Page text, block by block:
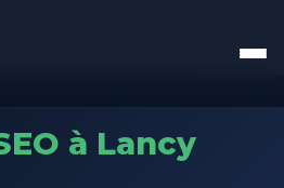
à Lancy